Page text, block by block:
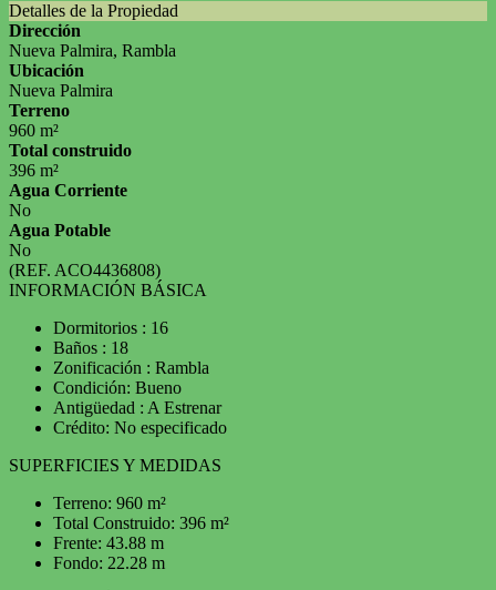
Detalles de la Propiedad
Dirección
Nueva Palmira, Rambla
Ubicación
Nueva Palmira
Terreno
960 m²
Total construido
396 m²
Agua Corriente
No
Agua Potable
No
(REF. ACO4436808)
INFORMACIÓN BÁSICA
Dormitorios : 16
Baños : 18
Zonificación : Rambla
Condición: Bueno
Antigüedad : A Estrenar
Crédito: No especificado
SUPERFICIES Y MEDIDAS
Terreno: 960 m²
Total Construido: 396 m²
Frente: 43.88 m
Fondo: 22.28 m